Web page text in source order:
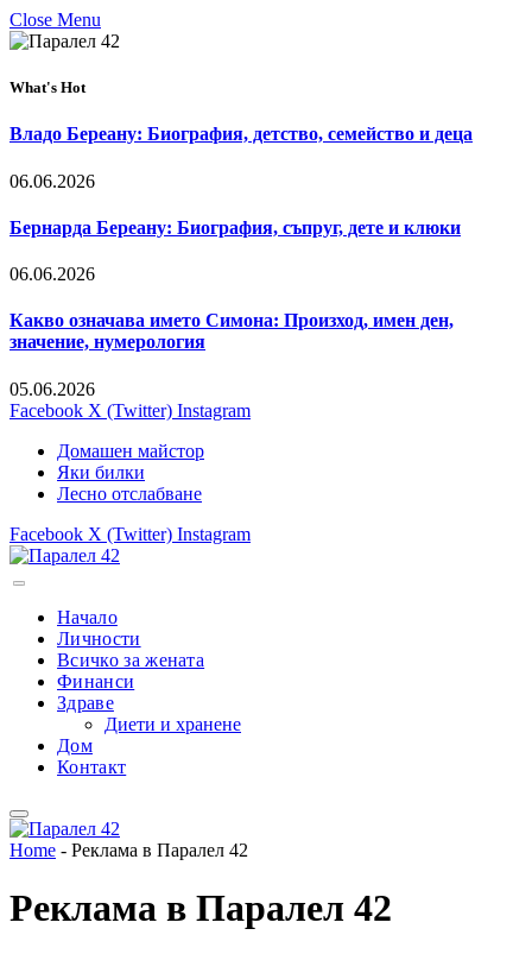
Close Menu
What's Hot
Владо Береану: Биография, детство, семейство и деца
06.06.2026
Бернарда Береану: Биография, съпруг, дете и клюки
06.06.2026
Какво означава името Симона: Произход, имен ден,
значение, нумерология
05.06.2026
Facebook X (Twitter) Instagram
Домашен майстор
Яки билки
Лесно отслабване
Facebook X (Twitter) Instagram
Начало
Личности
Всичко за жената
Финанси
Здраве
Диети и хранене
Дом
Контакт
Home - Реклама в Паралел 42
Реклама в Паралел 42